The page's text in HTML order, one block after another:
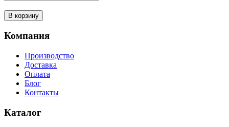
Компания
Производство
Доставка
Оплата
Блог
Контакты
Каталог